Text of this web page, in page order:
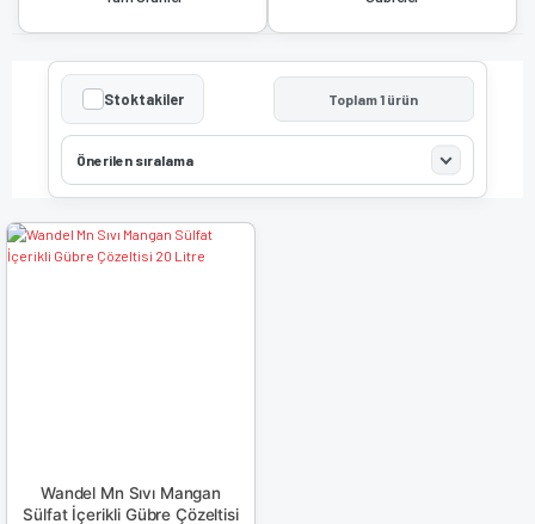
Stoktakiler Toplam 1 ürün
Önerilen sıralama
Wandel Mn Sıvı Mangan
Sülfat İçerikli Gübre Çözeltisi